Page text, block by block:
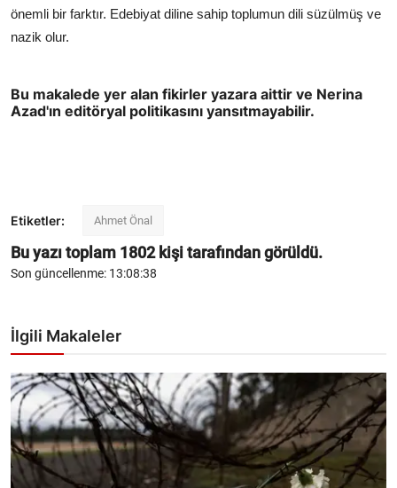
önemli bir farktır. Edebiyat diline sahip toplumun dili süzülmüş ve
nazik olur.
Bu makalede yer alan fikirler yazara aittir ve Nerina
Azad'ın editöryal politikasını yansıtmayabilir.
Etiketler: Ahmet Önal
Bu yazı toplam 1802kişi tarafından görüldü.
Son güncellenme: 13:08:38
İlgili Makaleler